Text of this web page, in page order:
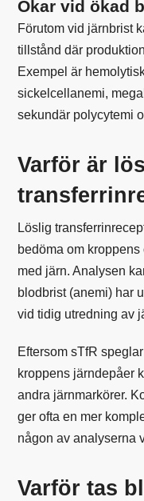
Ökar vid ökad
Förutom vid järnbrist
tillstånd där
Exempel är
sickelcellanemi,
sekundär polycytemi
Varför är
Löslig
bedöma om
med järn. Analysen
blodbrist (anemi) har
vid tidig utredning av
Eftersom sTfR
kroppens järndepåer
andra järnmarkörer.
ger ofta en mer
någon av analyserna
Varför tas